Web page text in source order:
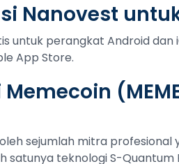
Nanovest
untuk perangkat Android dan
App Store.
sejumlah mitra
satunya teknologi S-Quantum